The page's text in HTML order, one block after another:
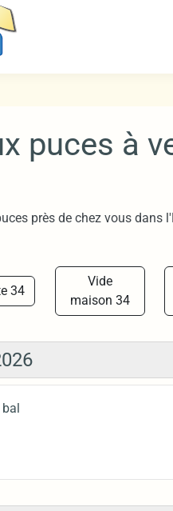
puces à
près de chez vous dans
34
Vide
maison 34